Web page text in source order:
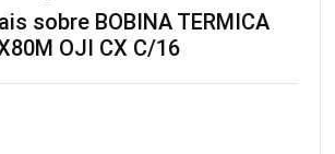
sobre BOBINA TERMICA
OJI CX C/16